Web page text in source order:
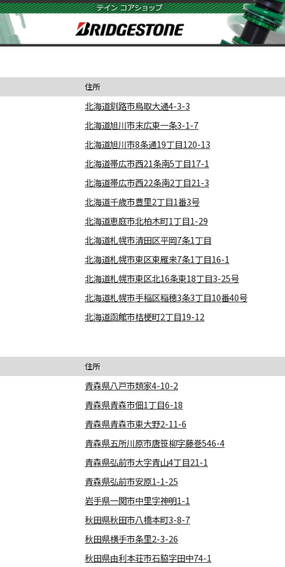
住所
北海道釧路市鳥取大通4-3-3
北海道旭川市末広東一条3-1-7
北海道旭川市8条通19丁目120-13
北海道帯広市西21条南5丁目17-1
北海道帯広市西22条南2丁目21-3
北海道千歳市豊里2丁目1番3号
北海道恵庭市北柏木町1丁目1-29
北海道札幌市清田区平岡7条1丁目
北海道札幌市東区東雁来7条1丁目16-1
北海道札幌市東区北16条東18丁目3-25号
北海道札幌市手稲区稲穂3条3丁目10番40号
北海道函館市桔梗町2丁目19-12
住所
青森県八戸市類家4-10-2
青森県青森市佃1丁目6-18
青森県青森市東大野2-11-6
青森県五所川原市唐笹柳字藤巻546-4
青森県弘前市大字青山4丁目21-1
青森県弘前市安原1-1-25
岩手県一関市中里字神明1-1
秋田県秋田市八橋本町3-8-7
秋田県横手市条里2-3-26
秋田県由利本荘市石脇字田中74-1